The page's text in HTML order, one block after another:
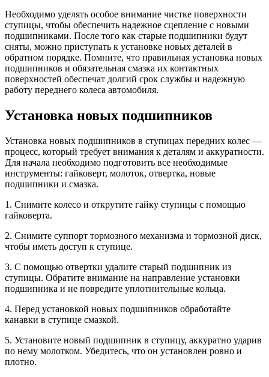
Необходимо уделять особое внимание чистке поверхности
ступицы, чтобы обеспечить надежное сцепление с новыми
подшипниками. После того как старые подшипники будут
сняты, можно приступать к установке новых деталей в
обратном порядке. Помните, что правильная установка новых
подшипников и обязательная смазка их контактных
поверхностей обеспечат долгий срок службы и надежную
работу переднего колеса автомобиля.
Установка новых подшипников
Установка новых подшипников в ступицах передних колес —
процесс, который требует внимания к деталям и аккуратности.
Для начала необходимо подготовить все необходимые
инструменты: гайковерт, молоток, отвертка, новые
подшипники и смазка.
1. Снимите колесо и открутите гайку ступицы с помощью
гайковерта.
2. Снимите суппорт тормозного механизма и тормозной диск,
чтобы иметь доступ к ступице.
3. С помощью отвертки удалите старый подшипник из
ступицы. Обратите внимание на направление установки
подшипника и не повредите уплотнительные кольца.
4. Перед установкой новых подшипников обработайте
канавки в ступице смазкой.
5. Установите новый подшипник в ступицу, аккуратно ударив
по нему молотком. Убедитесь, что он установлен ровно и
плотно.